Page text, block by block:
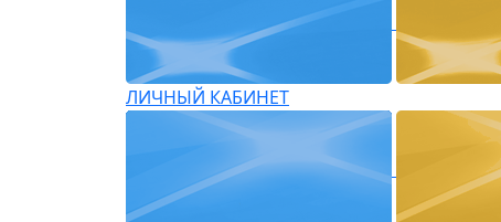
ЛИЧНЫЙ КАБИНЕТ